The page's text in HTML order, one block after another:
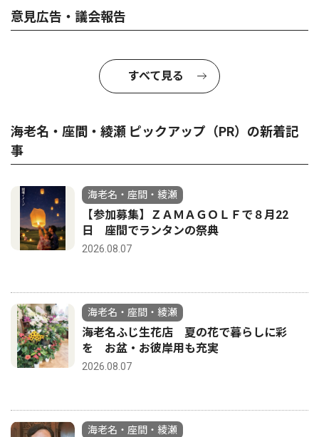
意見広告・議会報告
すべて見る
海老名・座間・綾瀬 ピックアップ（PR）の新着記
事
海老名・座間・綾瀬
【参加募集】ＺＡＭＡＧＯＬＦで８月22
日 座間でランタンの祭典
2026.08.07
海老名・座間・綾瀬
海老名ふじ生花店 夏の花で暮らしに彩
を お盆・お彼岸用も充実
2026.08.07
海老名・座間・綾瀬